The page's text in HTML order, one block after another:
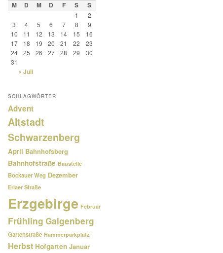
M D M D F S S
1
2
3
4 5 6 7 8
9
10
11 12 13 14 15
16
17
18 19 20 21 22
23
24
25 26 27 28 29
30
31
« Juli
SCHLAGWÖRTER
Advent
Altstadt
Schwarzenberg
April Bahnhofsberg
Bahnhofstraße Baustelle
Bockauer Weg Dezember
Erlaer Straße
Erzgebirge Februar
Frühling Galgenberg
Gartenstraße Hammerparkplatz
Herbst Hofgarten Januar